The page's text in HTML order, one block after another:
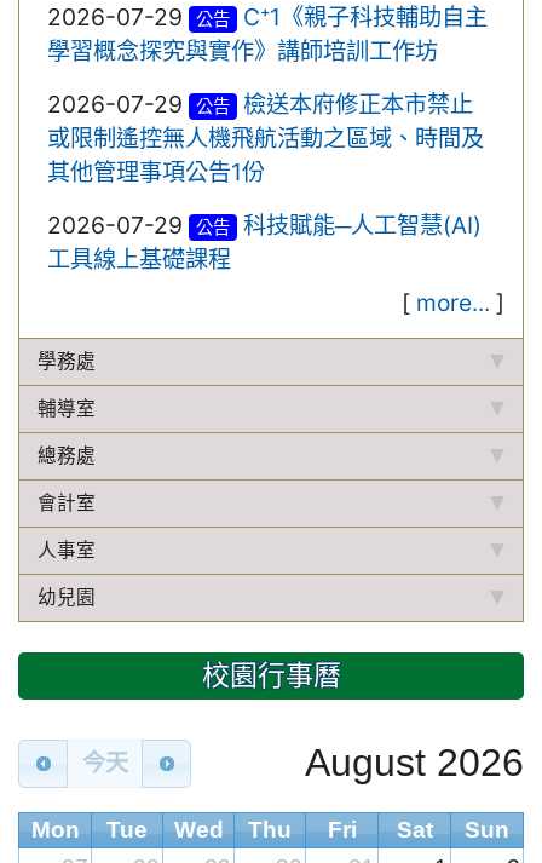
2026-07-29
公告
C⁺1《親子科技輔助自主
學習概念探究與實作》講師培訓工作坊
2026-07-29
公告
檢送本府修正本市禁止
或限制遙控無人機飛航活動之區域、時間及
其他管理事項公告1份
2026-07-29
公告
科技賦能─人工智慧(AI)
工具線上基礎課程
[ more... ]
學務處
輔導室
總務處
會計室
人事室
幼兒園
校園行事曆
今天 August 2026
Mon Tue Wed Thu Fri Sat
Sun